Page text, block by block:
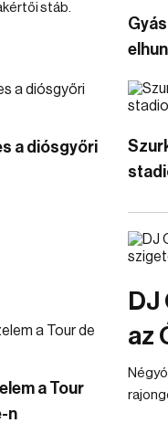
stáb.
a diósgyőri
a Tour
n
DJ
az